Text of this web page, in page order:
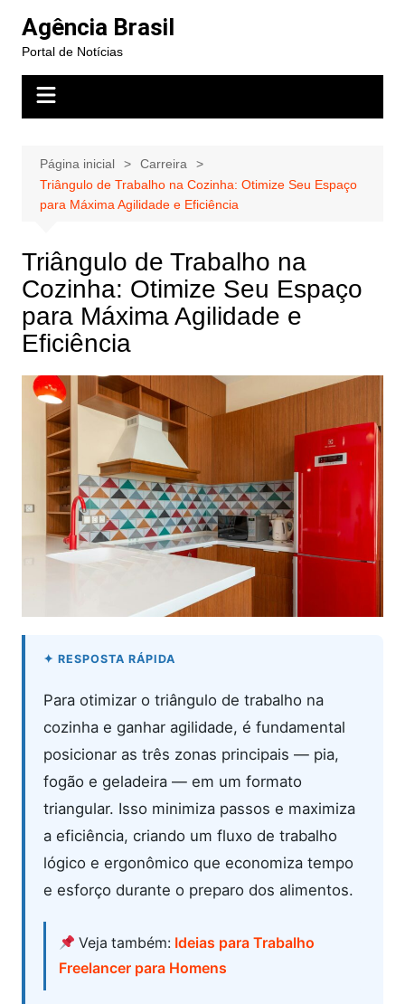
para
conteúdo
Agência Brasil
Portal de Notícias
Página inicial
Carreira
Triângulo de Trabalho na Cozinha: Otimize Seu Espaço
para Máxima Agilidade e Eficiência
Triângulo de Trabalho na
Cozinha: Otimize Seu Espaço
para Máxima Agilidade e
Eficiência
Para otimizar o triângulo de trabalho na
cozinha e ganhar agilidade, é fundamental
posicionar as três zonas principais — pia,
fogão e geladeira — em um formato
triangular. Isso minimiza passos e maximiza
a eficiência, criando um fluxo de trabalho
lógico e ergonômico que economiza tempo
e esforço durante o preparo dos alimentos.
Veja também: Ideias para Trabalho
Freelancer para Homens